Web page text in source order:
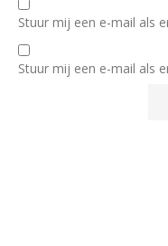
Stuur mij een e-mail als
Stuur mij een e-mail als